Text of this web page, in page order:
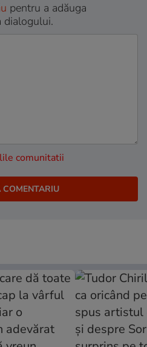
pentru a adăuga
dialogului.
comunitatii